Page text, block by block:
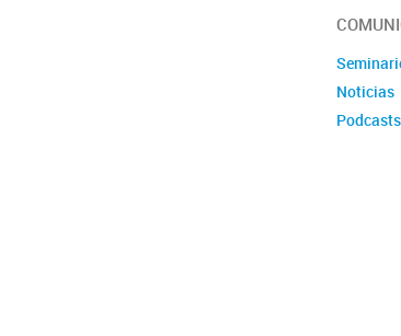
Noticias
Podcasts